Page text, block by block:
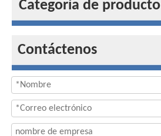
Categoría de producto
Contáctenos